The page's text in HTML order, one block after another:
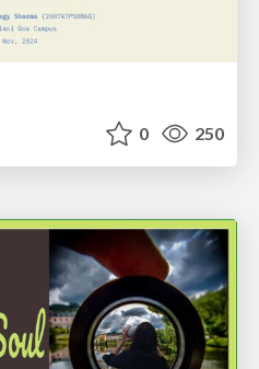
0 250